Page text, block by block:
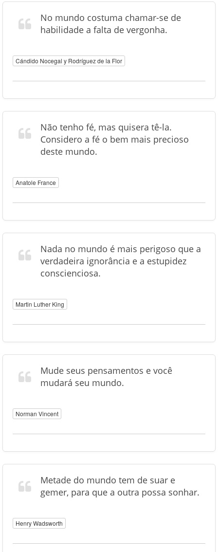
No mundo costuma chamar-se de
habilidade a falta de vergonha.
Cándido Nocegal y Rodríguez de la Flor
Não tenho fé, mas quisera tê-la.
Considero a fé o bem mais precioso
deste mundo.
Anatole France
Nada no mundo é mais perigoso que a
verdadeira ignorância e a estupidez
conscienciosa.
Martin Luther King
Mude seus pensamentos e você
mudará seu mundo.
Norman Vincent
Metade do mundo tem de suar e
gemer, para que a outra possa sonhar.
Henry Wadsworth